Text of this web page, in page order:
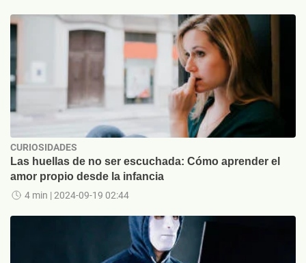
CURIOSIDADES
Las huellas de no ser escuchada: Cómo aprender el
amor propio desde la infancia
4 min | 2024-09-19 02:44